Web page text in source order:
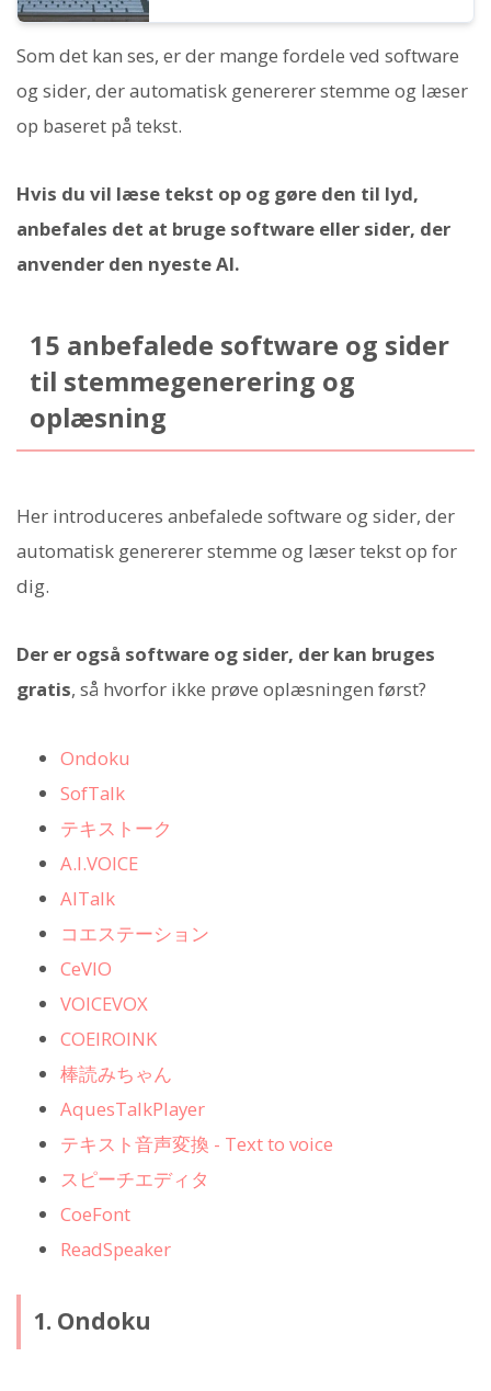
Som det kan ses, er der mange fordele ved software
og sider, der automatisk genererer stemme og læser
op baseret på tekst.
Hvis du vil læse tekst op og gøre den til lyd,
anbefales det at bruge software eller sider, der
anvender den nyeste AI.
15 anbefalede software og sider
til stemmegenerering og
oplæsning
Her introduceres anbefalede software og sider, der
automatisk genererer stemme og læser tekst op for
dig.
Der er også software og sider, der kan bruges
gratis, så hvorfor ikke prøve oplæsningen først?
Ondoku
SofTalk
テキストーク
A.I.VOICE
AITalk
コエステーション
CeVIO
VOICEVOX
COEIROINK
棒読みちゃん
AquesTalkPlayer
テキスト音声変換 - Text to voice
スピーチエディタ
CoeFont
ReadSpeaker
1. Ondoku